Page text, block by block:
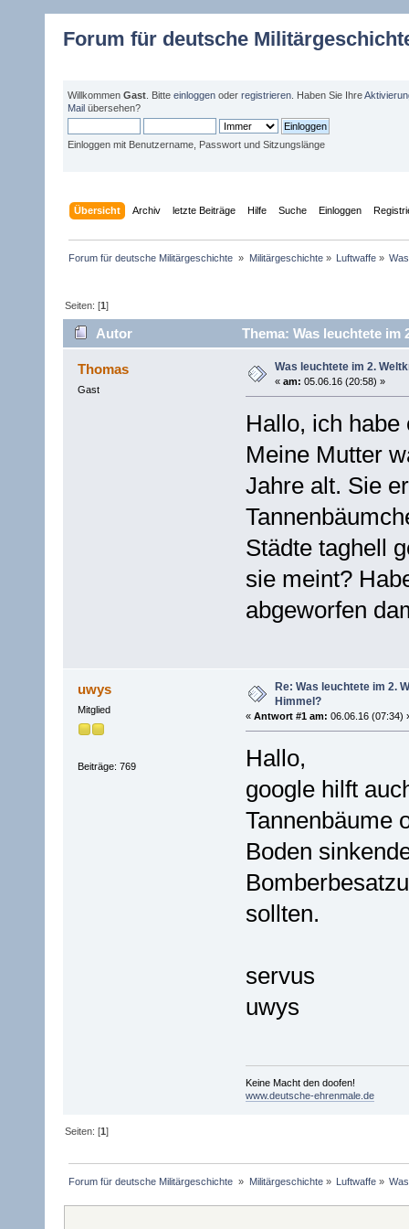
Forum für deutsche
Willkommen Gast . Bitte einloggen oder registrieren . Haben Sie Ihre
Mail übersehen?
Einloggen mit Benutzername, Passwort und Sitzungslänge
Übersicht Archiv letzte Beiträge Hilfe Suche Einloggen
Forum für deutsche Militärgeschichte » Militärgeschichte» Luftwaffe»
Seiten: [1]
Autor Thema: Was leuchtete im
Thomas
Gast
Was leuchtete im 2.
« am: 05.06.16 (20:58) »
Hallo, ich habe
Meine Mutter
Jahre alt. Sie
Städte taghell
sie meint?
abgeworfen
uwys
Mitglied
Beiträge: 769
Re: Was leuchtete im 2.
Himmel?
« Antwort #1 am: 06.06.16 (07:34)
Hallo,
google hilft
Tannenbäume
Boden
sollten.
servus
uwys
Keine Macht den doofen!
www.deutsche-ehrenmale.de
Seiten: [1]
Forum für deutsche Militärgeschichte » Militärgeschichte» Luftwaffe»